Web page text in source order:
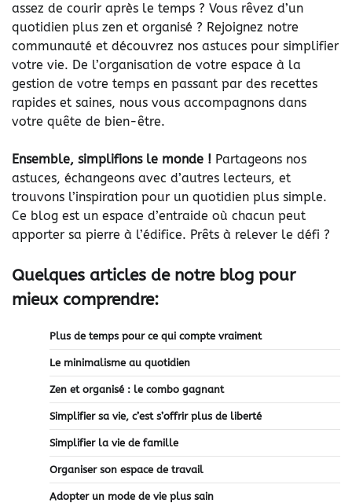
assez de courir après le temps ? Vous rêvez d’un
quotidien plus zen et organisé ? Rejoignez notre
communauté et découvrez nos astuces pour simplifier
votre vie. De l’organisation de votre espace à la
gestion de votre temps en passant par des recettes
rapides et saines, nous vous accompagnons dans
votre quête de bien-être.
Ensemble, simplifions le monde ! Partageons nos
astuces, échangeons avec d’autres lecteurs, et
trouvons l’inspiration pour un quotidien plus simple.
Ce blog est un espace d’entraide où chacun peut
apporter sa pierre à l’édifice. Prêts à relever le défi ?
Quelques articles de notre blog pour
mieux comprendre:
Plus de temps pour ce qui compte vraiment
Le minimalisme au quotidien
Zen et organisé : le combo gagnant
Simplifier sa vie, c’est s’offrir plus de liberté
Simplifier la vie de famille
Organiser son espace de travail
Adopter un mode de vie plus sain